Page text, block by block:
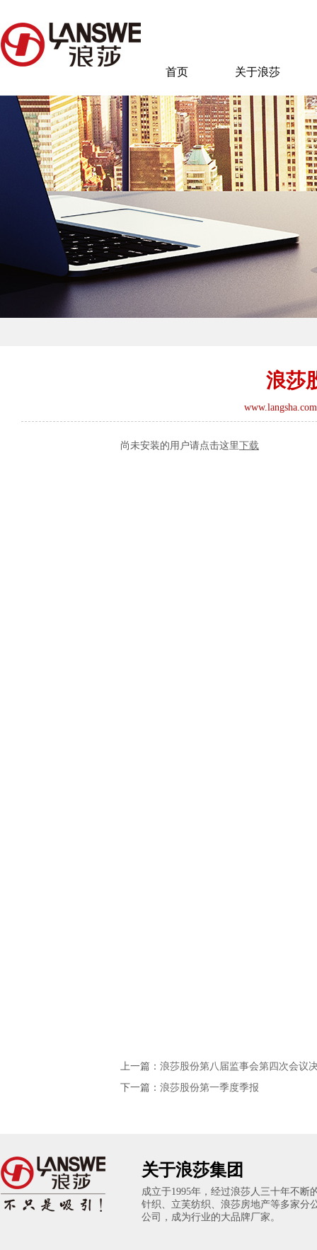
首页 关于浪莎
浪莎
www.langsha.com
尚未安装的用户请点击这里下载
上一篇： 浪莎股份第八届监事会第四次会议
下一篇： 浪莎股份第一季度季报
关于浪莎集团
成立于1995年，经过浪莎人三十年不断
针织、立芙纺织、浪莎房地产等多家分
公司，成为行业的大品牌厂家。